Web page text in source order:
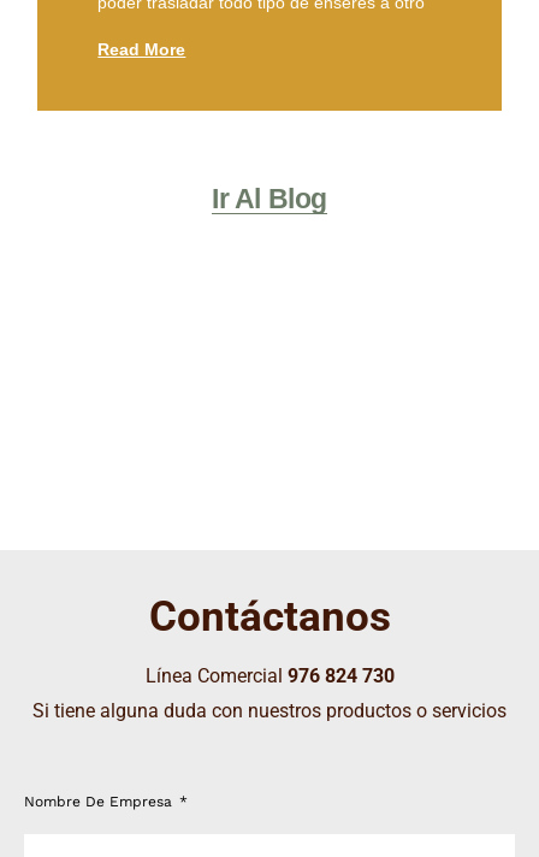
Read More
Ir Al Blog
Contáctanos
Línea Comercial 976 824 730
Si tiene alguna duda con nuestros productos o servicios
Nombre De Empresa